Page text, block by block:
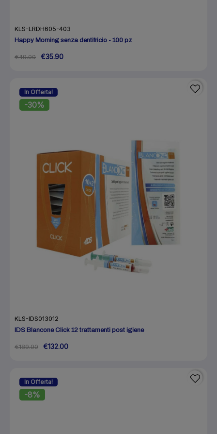
KLS-LRDH605-403
Happy Morning senza dentifricio - 100 pz
€49.00 €35.90
In Offerta!
-30%
KLS-IDS013012
IDS Blancone Click 12 trattamenti post igiene
€189.00 €132.00
In Offerta!
-8%